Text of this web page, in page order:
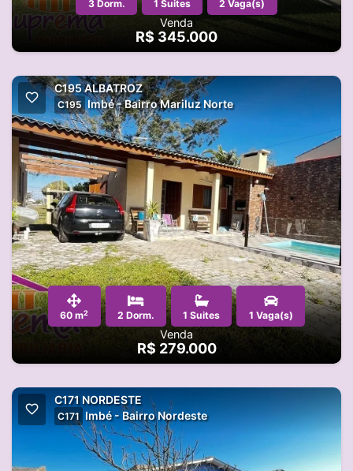
3 Dorm. 1 Suites 2 Vaga(s)
Venda
R$ 345.000
C195 ALBATROZ
C195 Imbé - Bairro Mariluz Norte
60 m2 2 Dorm. 1 Suites 1 Vaga(s)
Venda
R$ 279.000
C171 NORDESTE
C171 Imbé - Bairro Nordeste